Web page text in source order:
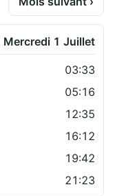
Mercredi 1 Juillet
03:33
05:16
12:35
16:12
19:42
21:23